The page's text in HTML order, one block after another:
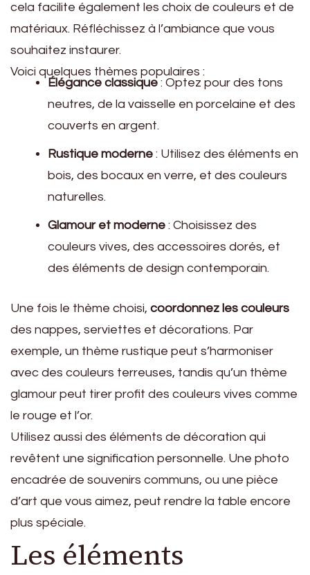
cela facilite également les choix de couleurs et de
matériaux. Réfléchissez à l’ambiance que vous
souhaitez instaurer.
Voici quelques thèmes populaires :
Élégance classique : Optez pour des tons
neutres, de la vaisselle en porcelaine et des
couverts en argent.
Rustique moderne : Utilisez des éléments en
bois, des bocaux en verre, et des couleurs
naturelles.
Glamour et moderne : Choisissez des
couleurs vives, des accessoires dorés, et
des éléments de design contemporain.
Une fois le thème choisi, coordonnez les couleurs
des nappes, serviettes et décorations. Par
exemple, un thème rustique peut s’harmoniser
avec des couleurs terreuses, tandis qu’un thème
glamour peut tirer profit des couleurs vives comme
le rouge et l’or.
Utilisez aussi des éléments de décoration qui
revêtent une signification personnelle. Une photo
encadrée de souvenirs communs, ou une pièce
d’art que vous aimez, peut rendre la table encore
plus spéciale.
Les éléments